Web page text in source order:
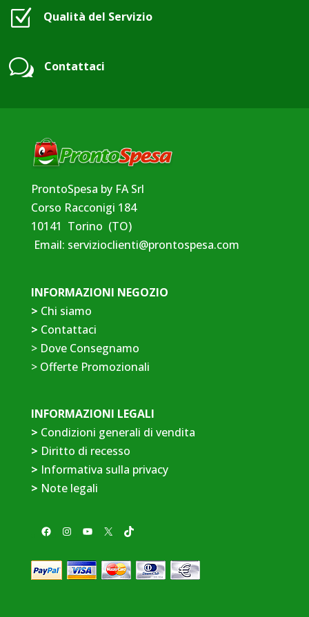
Z Qualità del Servizio
w Contattaci
ProntoSpesa by FA Srl
Corso Racconigi 184
10141 Torino (TO)
Email: servizioclienti@prontospesa.com
INFORMAZIONI NEGOZIO
> Chi siamo
> Contattaci
> Dove Consegnamo
>Offerte Promozionali
INFORMAZIONI LEGALI
> Condizioni generali di vendita
> Diritto di recesso
> Informativa sulla privacy
> Note legali
Facebook
Instagram
YouTube
X TikTok